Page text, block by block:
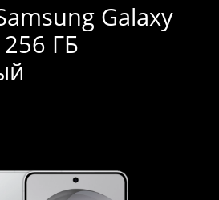
Galaxy
ГБ